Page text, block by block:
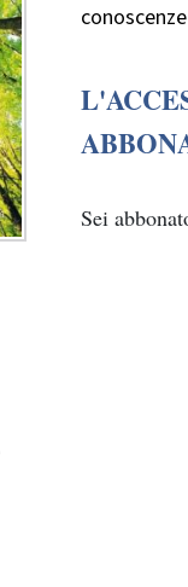
Sei